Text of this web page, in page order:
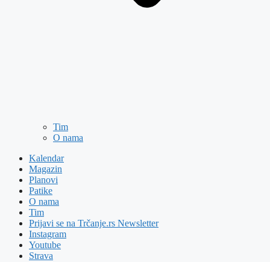
Tim
O nama
Kalendar
Magazin
Planovi
Patike
O nama
Tim
Prijavi se na Trčanje.rs Newsletter
Instagram
Youtube
Strava